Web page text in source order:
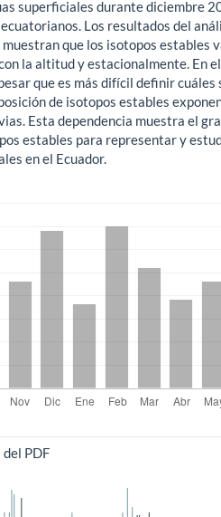
superficiales durante diciembre
Los resultados del
que los isotopos estables
la altitud y estacionalmente. En
que es más difícil definir cuáles
de isotopos estables
Esta dependencia muestra el
estables para representar y
en el Ecuador.
PDF